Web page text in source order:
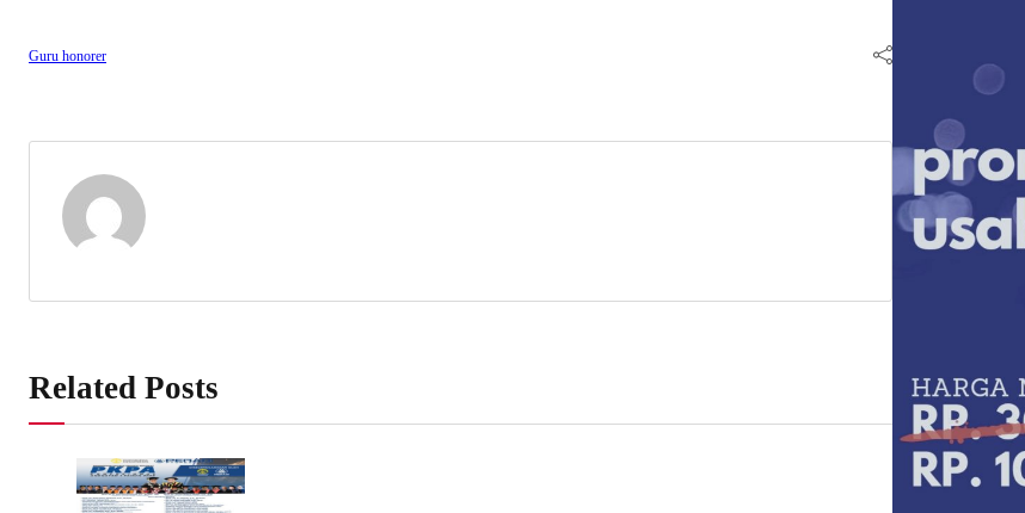
Guru honorer
Related Posts